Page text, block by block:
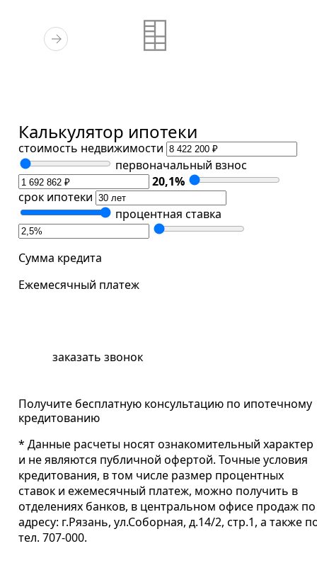
Калькулятор ипотеки
стоимость недвижимости
первоначальный взнос
20,1%
срок ипотеки
процентная ставка
Сумма кредита
Ежемесячный платеж
заказать звонок
Получите бесплатную консультацию по ипотечному
кредитованию
* Данные расчеты носят ознакомительный характер
и не являются публичной офертой. Точные условия
кредитования, в том числе размер процентных
ставок и ежемесячный платеж, можно получить в
отделениях банков, в центральном офисе продаж по
адресу: г.Рязань, ул.Соборная, д.14/2, стр.1, а также
тел. 707-000.